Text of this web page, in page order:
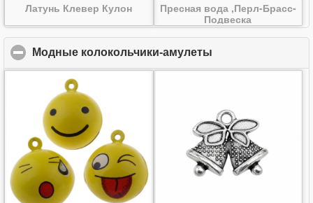
Латунь Клевер Кулон
Пресная вода ,Перл-Брасс-
Подвеска
Модные колокольчики-амулеты